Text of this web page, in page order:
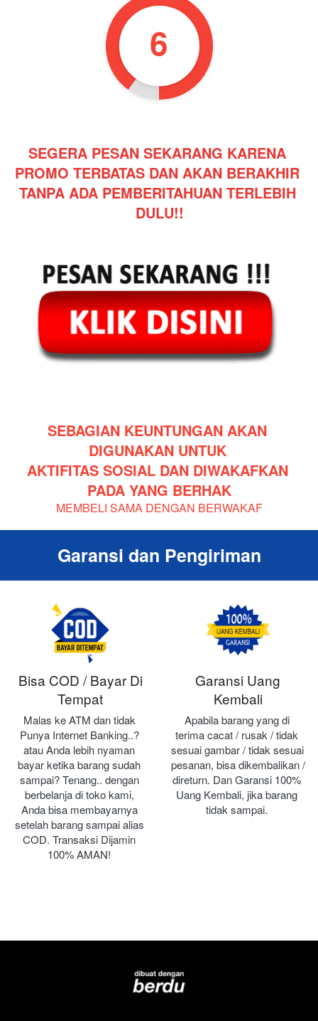
4
SEGERA PESAN SEKARANG KARENA
PROMO TERBATAS DAN AKAN BERAKHIR
TANPA ADA PEMBERITAHUAN TERLEBIH
DULU!!
SEBAGIAN KEUNTUNGAN AKAN
DIGUNAKAN UNTUK
AKTIFITAS SOSIAL DAN DIWAKAFKAN
PADA YANG BERHAK
MEMBELI SAMA DENGAN BERWAKAF
Garansi dan Pengiriman
Bisa COD / Bayar Di
Tempat
Malas ke ATM dan tidak
Punya Internet Banking..?
atau Anda lebih nyaman
bayar ketika barang sudah
sampai? Tenang.. dengan
berbelanja di toko kami,
Anda bisa membayarnya
setelah barang sampai alias
COD. Transaksi Dijamin
100% AMAN!
Garansi Uang
Kembali
Apabila barang yang di
terima cacat / rusak / tidak
sesuai gambar / tidak sesuai
pesanan, bisa dikembalikan /
direturn. Dan Garansi 100%
Uang Kembali, jika barang
tidak sampai.